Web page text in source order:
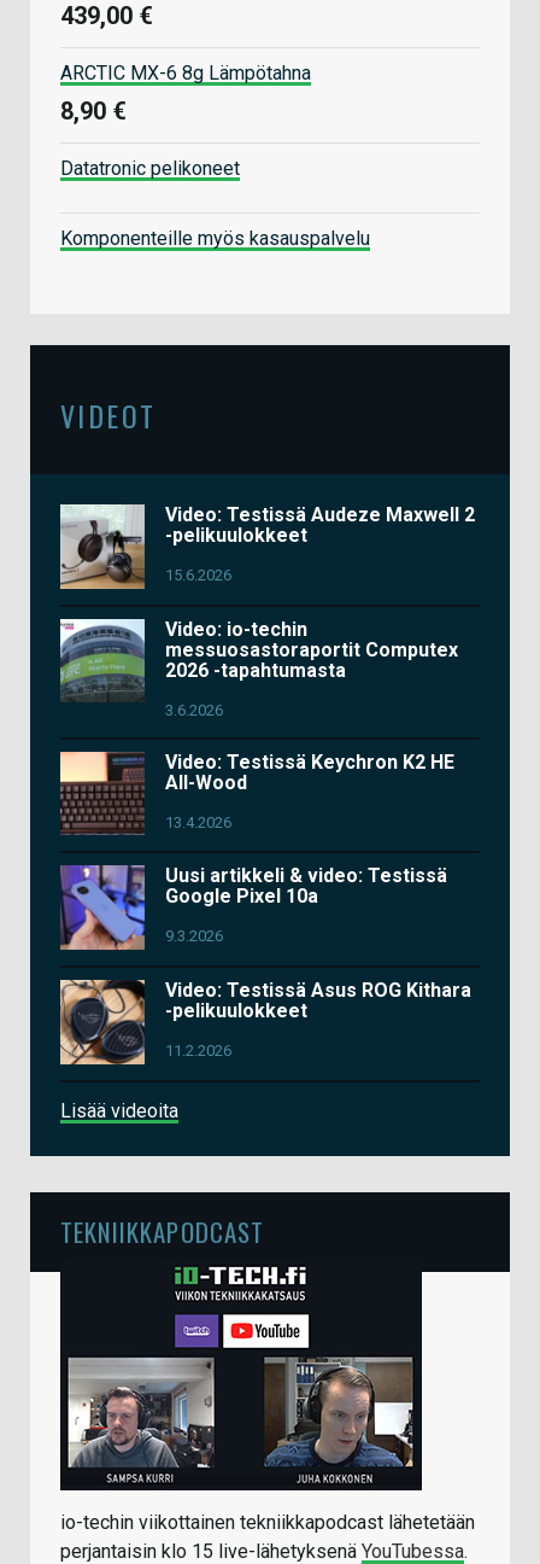
439,00 €
ARCTIC MX-6 8g Lämpötahna
8,90 €
Datatronic pelikoneet
Komponenteille myös kasauspalvelu
VIDEOT
Video: Testissä Audeze Maxwell 2
-pelikuulokkeet
15.6.2026
Video: io-techin
messuosastoraportit Computex
2026 -tapahtumasta
3.6.2026
Video: Testissä Keychron K2 HE
All-Wood
13.4.2026
Uusi artikkeli & video: Testissä
Google Pixel 10a
9.3.2026
Video: Testissä Asus ROG Kithara
-pelikuulokkeet
11.2.2026
Lisää videoita
TEKNIIKKAPODCAST
io-techin viikottainen tekniikkapodcast lähetetään
perjantaisin klo 15 live-lähetyksenä YouTubessa.